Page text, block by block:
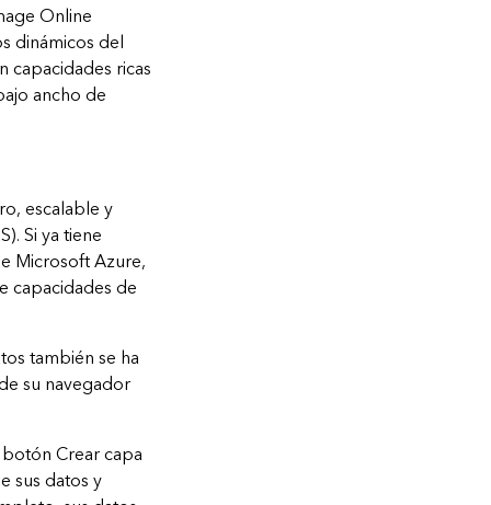
Online
dinámicos del
ricas
ancho de
escalable y
Si ya tiene
Microsoft Azure,
capacidades de
también se ha
su navegador
Crear capa
sus datos y